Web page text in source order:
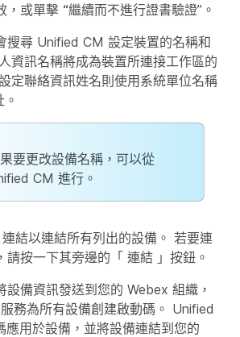
，或單擊 “繼續而不進行證書驗證”。
搜尋 Unified CM 設定裝置的名稱和
資訊名稱將成為裝置所連接工作區的
定聯絡資訊姓名則使用系統單位名稱
要更改設備名稱，可以從
CM 進行。
連結以連結所有列出的設備。 若要連
請按一下其旁邊的「 連結 」按鈕。
設備資訊發送到您的 Webex 組織，
務為所有設備創建啟動碼。 Unified
應用於設備，並將設備連結到您的